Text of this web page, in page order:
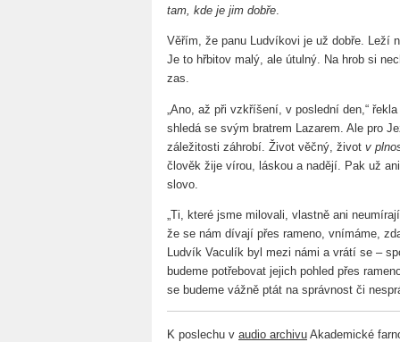
tam, kde je jim dobře
Věřím, že panu Ludvíkovi je už dobře. Leží
Je to hřbitov malý, ale útulný. Na hrob si
zas.
„Ano, až při vzkříšení, v poslední den,“
shledá se svým bratrem Lazarem. Ale pro
záležitosti záhrobí. Život věčný, život v
člověk žije vírou, láskou a nadějí. Pak už
slovo.
„Ti, které jsme milovali, vlastně ani
že se nám dívají přes rameno, vnímáme,
Ludvík Vaculík byl mezi námi a vrátí se –
budeme potřebovat jejich pohled přes
se budeme vážně ptát na správnost či
K poslechu v audio archivu Akademické